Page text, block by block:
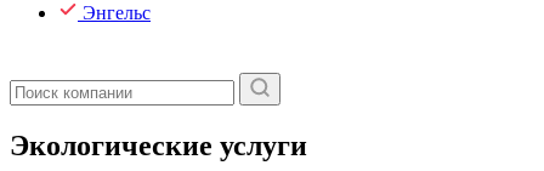
Энгельс
Экологические услуги